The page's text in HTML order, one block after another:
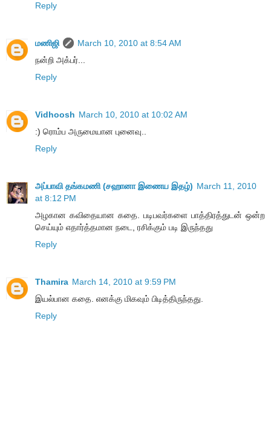
Reply
மணிஜி
March 10, 2010 at 8:54 AM
நன்றி அக்பர்...
Reply
Vidhoosh March 10, 2010 at 10:02 AM
:) ரொம்ப அருமையான புனைவு..
Reply
அப்பாவி தங்கமணி (சஹானா இணைய இதழ்) March 11, 2010
at 8:12 PM
அழகான கவிதையான கதை. படிபவர்களை பாத்திரத்துடன் ஒன்ற
செய்யும் எதார்த்தமான நடை, ரசிக்கும் படி இருந்தது
Reply
Thamira March 14, 2010 at 9:59 PM
இயல்பான கதை. எனக்கு மிகவும் பிடித்திருந்தது.
Reply